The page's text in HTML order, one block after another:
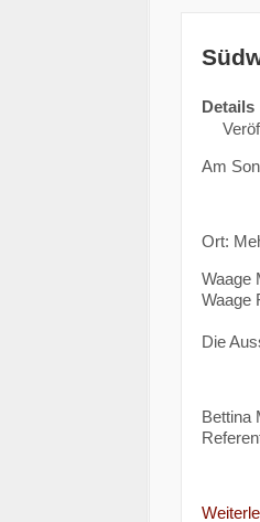
Details
Am
Ort:
Waage
Waage
Die
Bettina